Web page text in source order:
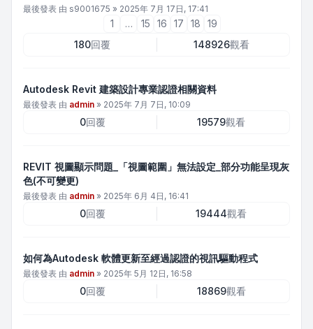
最後發表 由 s9001675 » 2025年 7月 17日, 17:41
1 … 15 16 17 18
19
180回覆 148926觀看
Autodesk Revit 建築設計專業認證相關資料
最後發表 由 admin » 2025年 7月 7日, 10:09
0回覆 19579觀看
REVIT 視圖顯示問題_「視圖範圍」無法設定_部分功能呈現灰
色(不可變更)
最後發表 由 admin » 2025年 6月 4日, 16:41
0回覆 19444觀看
如何為Autodesk 軟體更新至經過認證的視訊驅動程式
最後發表 由 admin » 2025年 5月 12日, 16:58
0回覆 18869觀看